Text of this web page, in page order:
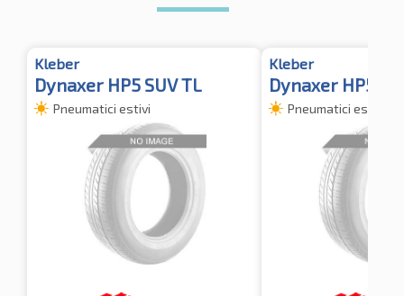
Kleber
Dynaxer HP5 SUV TL
Pneumatici estivi
Kleber
Dynaxer HP5
Pneumatici estivi